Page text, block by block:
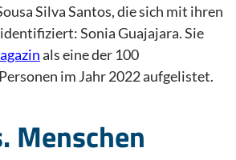
Silva Santos, die sich mit ihren
Sonia Guajajara. Sie
als eine der 100
im Jahr 2022 aufgelistet.
Menschen